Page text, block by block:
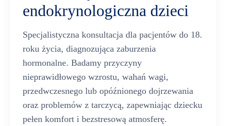
endokrynologiczna dzieci
Specjalistyczna konsultacja dla pacjentów do 18.
roku życia, diagnozująca zaburzenia
hormonalne. Badamy przyczyny
nieprawidłowego wzrostu, wahań wagi,
przedwczesnego lub opóźnionego dojrzewania
oraz problemów z tarczycą, zapewniając dziecku
pełen komfort i bezstresową atmosferę.